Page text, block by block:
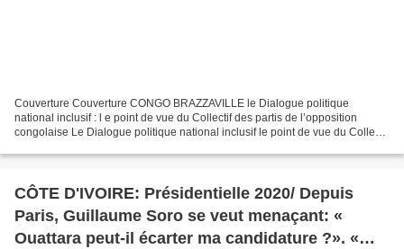
Couverture Couverture CONGO BRAZZAVILLE le Dialogue politique
national inclusif : l e point de vue du Collectif des partis de l’opposition
congolaise Le Dialogue politique national inclusif le point de vue du Collectif
CÔTE D'IVOIRE: Présidentielle 2020/ Depuis
Paris, Guillaume Soro se veut menaçant: «
Ouattara peut-il écarter ma candidature ?». «